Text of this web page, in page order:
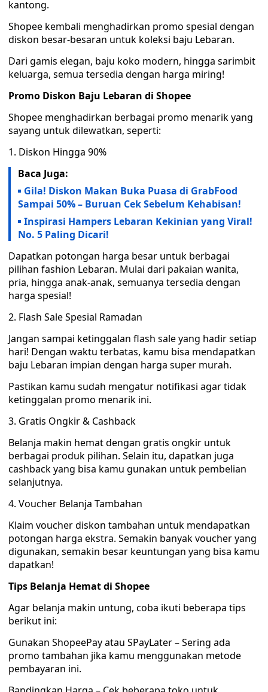
kantong.
Shopee kembali menghadirkan promo spesial dengan
diskon besar-besaran untuk koleksi baju Lebaran.
Dari gamis elegan, baju koko modern, hingga sarimbit
keluarga, semua tersedia dengan harga miring!
Promo Diskon Baju Lebaran di Shopee
Shopee menghadirkan berbagai promo menarik yang
sayang untuk dilewatkan, seperti:
1. Diskon Hingga 90%
Baca Juga:
Gila! Diskon Makan Buka Puasa di GrabFood
Sampai 50% – Buruan Cek Sebelum Kehabisan!
Inspirasi Hampers Lebaran Kekinian yang Viral!
No. 5 Paling Dicari!
Dapatkan potongan harga besar untuk berbagai
pilihan fashion Lebaran. Mulai dari pakaian wanita,
pria, hingga anak-anak, semuanya tersedia dengan
harga spesial!
2. Flash Sale Spesial Ramadan
Jangan sampai ketinggalan flash sale yang hadir setiap
hari! Dengan waktu terbatas, kamu bisa mendapatkan
baju Lebaran impian dengan harga super murah.
Pastikan kamu sudah mengatur notifikasi agar tidak
ketinggalan promo menarik ini.
3. Gratis Ongkir & Cashback
Belanja makin hemat dengan gratis ongkir untuk
berbagai produk pilihan. Selain itu, dapatkan juga
cashback yang bisa kamu gunakan untuk pembelian
selanjutnya.
4. Voucher Belanja Tambahan
Klaim voucher diskon tambahan untuk mendapatkan
potongan harga ekstra. Semakin banyak voucher yang
digunakan, semakin besar keuntungan yang bisa kamu
dapatkan!
Tips Belanja Hemat di Shopee
Agar belanja makin untung, coba ikuti beberapa tips
berikut ini:
Gunakan ShopeePay atau SPayLater – Sering ada
promo tambahan jika kamu menggunakan metode
pembayaran ini.